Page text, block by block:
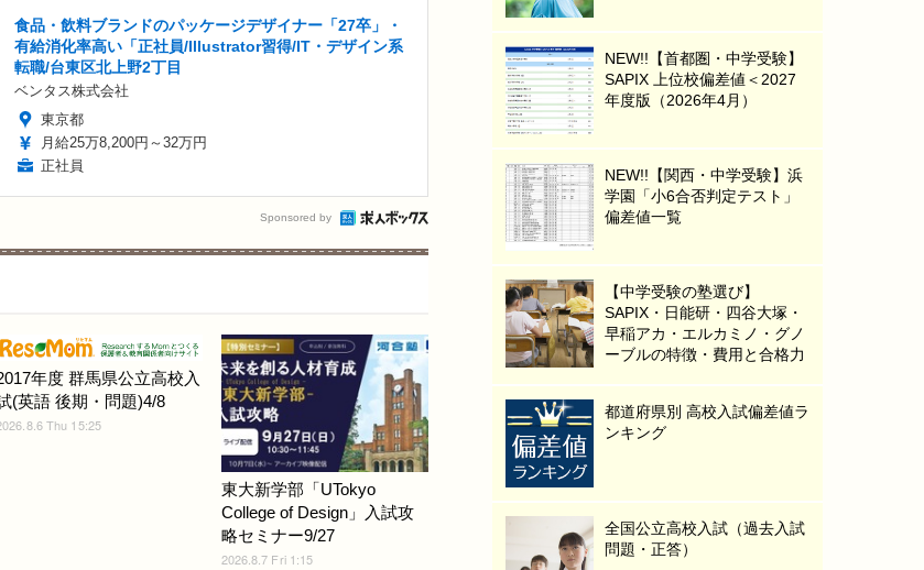
食品・飲料ブランドのパッケージデザイナー「27卒」・
有給消化率高い「正社員/Illustrator習得/IT・デザイン系
転職/台東区北上野2丁目
ベンタス株式会社
東京都
月給25万8,200円～32万円
正社員
Sponsored by
年度 群馬県公立高校入
(英語 後期・問題)4/8
Thu 15:25
東大新学部「UTokyo
College of Design」入試攻
略セミナー9/27
2026.8.7 Fri 1:15
NEW!!【首都圏・中学受験】
SAPIX 上位校偏差値＜2027
年度版（2026年4月）
NEW!!【関西・中学受験】浜
学園「小6合否判定テスト」
偏差値一覧
【中学受験の塾選び】
SAPIX・日能研・四谷大塚・
早稲アカ・エルカミノ・グノ
ーブルの特徴・費用と合格力
都道府県別 高校入試偏差値ラ
ンキング
全国公立高校入試（過去入試
問題・正答）